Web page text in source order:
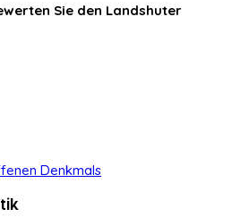
Sie den Landshuter